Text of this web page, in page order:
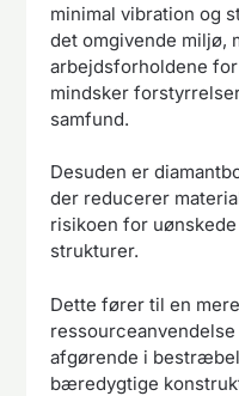
minimal vibration og
det omgivende miljø,
arbejdsforholdene
mindsker
samfund.
Desuden er
der reducerer
risikoen for
strukturer.
Dette fører til en
afgørende i
bæredygtige